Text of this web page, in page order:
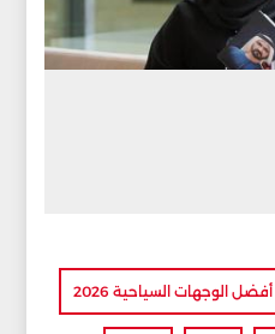
أفضل الوجهات السياحية 2026